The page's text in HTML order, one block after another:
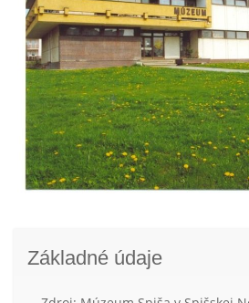
Základné údaje